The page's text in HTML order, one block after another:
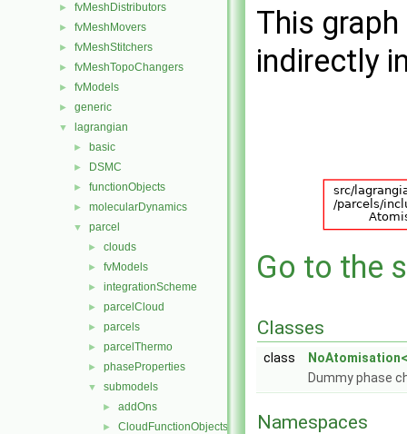
► fvMeshDistributors
► fvMeshMovers
► fvMeshStitchers
► fvMeshTopoChangers
► fvModels
► generic
▼ lagrangian
► basic
► DSMC
► functionObjects
► molecularDynamics
▼ parcel
► clouds
► fvModels
► integrationScheme
► parcelCloud
► parcels
► parcelThermo
► phaseProperties
▼ submodels
► addOns
► CloudFunctionObjects
This
indirectly
Go to the
Classes
class
Dummy phase
Namespaces